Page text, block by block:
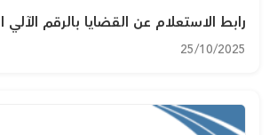
رابط الاستعلام عن القضايا بالرقم الآلي
25/10/2025